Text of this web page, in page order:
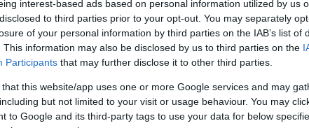
interest-based ads based on personal information utilized by us
to third parties prior to your opt-out. You may separately
of your personal information by third parties on the IAB’s list of
This information may also be disclosed by us to third parties on the
Participants that may further disclose it to other third parties.
this website/app uses one or more Google services and may
but not limited to your visit or usage behaviour. You may
to Google and its third-party tags to use your data for below
14·03·2025 16:14
15 Δημόσια Λύκεια θα έχουν Διεθνές
Απολυτήριο (IB) από το 2026 – Δείτε
το ΦΕΚ